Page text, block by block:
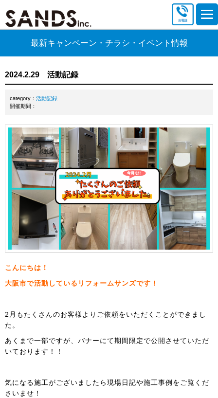
最新キャンペーン・チラシ・イベント情報
2024.2.29 活動記録
category： 活動記録
開催期間：
こんにちは！
大阪市で活動しているリフォームサンズです！
2月もたくさんのお客様よりご依頼をいただくことができまし
た。
あくまで一部ですが、バナーにて期間限定で公開させていただ
いております！！
気になる施工がございましたら現場日記や施工事例をご覧くだ
さいませ！